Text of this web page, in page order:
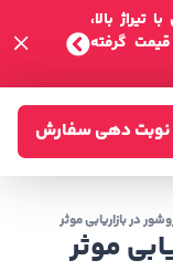
بالا،
گرفته
نوبت دهی سفارش
موثر
در بازاریابی موثر